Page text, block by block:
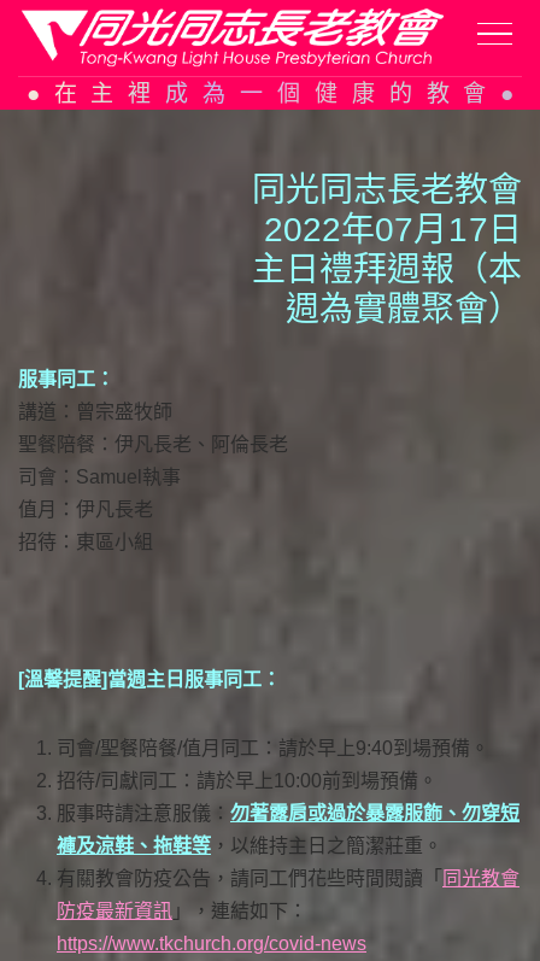
Skip
to
在主裡成為一個健康的教會
同光同志長老教會
2022年07月 17日
主日禮拜週報（本
週為實體聚會）
服事同工：
講道：曾宗盛牧師
聖餐陪餐：伊凡長老、阿倫長老
司會：Samuel執事
值月：伊凡長老
招待：東區小組
[溫馨提醒]當週主日服事同工：
司會/聖餐陪餐/值月同工：請於早上9:40到場預備。
招待/司獻同工：請於早上10:00前到場預備。
服事時請注意服儀： 勿著露肩或過於暴露服飾、勿穿短
褲及涼鞋、拖鞋等 ，以維持主日之簡潔莊重。
有關教會防疫公告，請同工們花些時間閱讀「 同光教會
防疫最新資訊 」，連結如下：
https://www.tkchurch.org/covid-news